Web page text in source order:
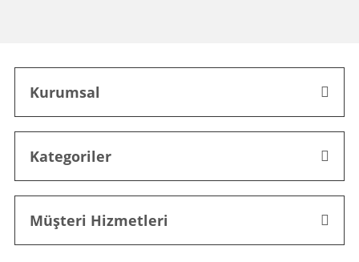
Kurumsal
Kategoriler
Müşteri Hizmetleri